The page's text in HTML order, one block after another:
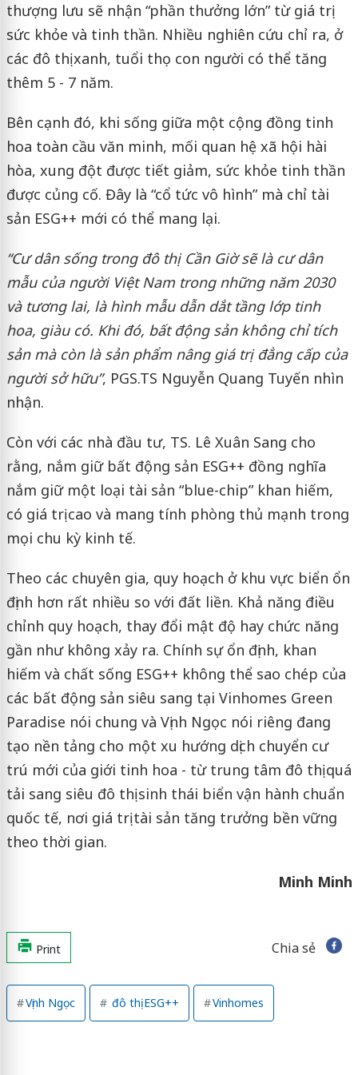
thượng lưu sẽ nhận “phần thưởng lớn” từ giá trị
sức khỏe và tinh thần. Nhiều nghiên cứu chỉ ra, ở
các đô thị xanh, tuổi thọ con người có thể tăng
thêm 5 - 7 năm.
Bên cạnh đó, khi sống giữa một cộng đồng tinh
hoa toàn cầu văn minh, mối quan hệ xã hội hài
hòa, xung đột được tiết giảm, sức khỏe tinh thần
được củng cố. Đây là “cổ tức vô hình” mà chỉ tài
sản ESG++ mới có thể mang lại.
“Cư dân sống trong đô thị Cần Giờ sẽ là cư dân
mẫu của người Việt Nam trong những năm 2030
và tương lai, là hình mẫu dẫn dắt tầng lớp tinh
hoa, giàu có. Khi đó, bất động sản không chỉ tích
sản mà còn là sản phẩm nâng giá trị đẳng cấp của
người sở hữu”, PGS.TS Nguyễn Quang Tuyến nhìn
nhận.
Còn với các nhà đầu tư, TS. Lê Xuân Sang cho
rằng, nắm giữ bất động sản ESG++ đồng nghĩa
nắm giữ một loại tài sản “blue-chip” khan hiếm,
có giá trị cao và mang tính phòng thủ mạnh trong
mọi chu kỳ kinh tế.
Theo các chuyên gia, quy hoạch ở khu vực biển ổn
định hơn rất nhiều so với đất liền. Khả năng điều
chỉnh quy hoạch, thay đổi mật độ hay chức năng
gần như không xảy ra. Chính sự ổn định, khan
hiếm và chất sống ESG++ không thể sao chép của
các bất động sản siêu sang tại Vinhomes Green
Paradise nói chung và Vịnh Ngọc nói riêng đang
tạo nền tảng cho một xu hướng dịch chuyển cư
trú mới của giới tinh hoa - từ trung tâm đô thị quá
tải sang siêu đô thị sinh thái biển vận hành chuẩn
quốc tế, nơi giá trị tài sản tăng trưởng bền vững
theo thời gian.
Minh Minh
Print Chia sẻ
Vịnh Ngọc đô thị ESG++ Vinhomes